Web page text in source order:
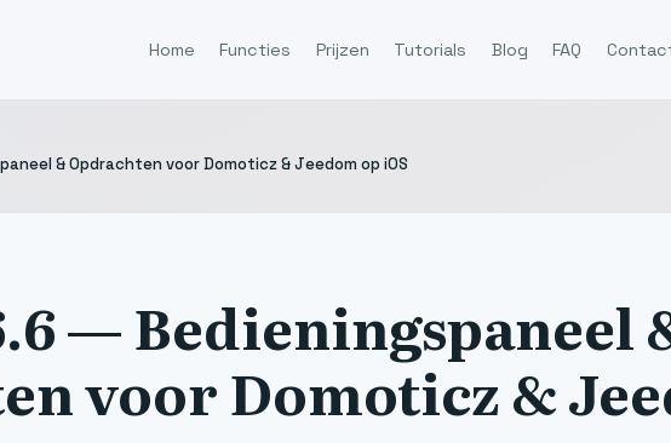
Home Functies Prijzen Tutorials Blog FAQ
& Opdrachten voor Domoticz & Jeedom op iOS
— Bedieningspaneel
voor Domoticz &